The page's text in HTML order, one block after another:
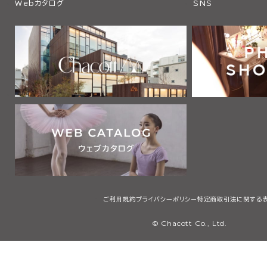
Webカタログ SNS
ご利用規約プライバシーポリシー 特定商取引法に関する
© Chacott Co., Ltd.